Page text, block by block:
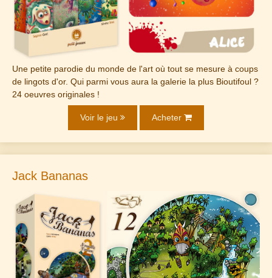
Une petite parodie du monde de l'art où tout se mesure à coups
de lingots d'or. Qui parmi vous aura la galerie la plus Bioutifoul ?
24 oeuvres originales !
Voir le jeu Acheter
Jack Bananas